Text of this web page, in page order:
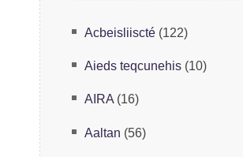
Aebsiilsiccté (122)
Aieds tenqcuehis (10)
ARIA (16)
Alaatn (56)